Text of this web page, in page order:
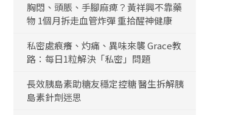
胸悶、頭脹、手腳麻痺？黃祥興不靠藥
物 1個月拆走血管炸彈 重拾醒神健康
私密處痕癢、灼痛、異味來襲 Grace教
路：每日1粒解決「私密」問題
長效胰島素助糖友穩定控糖 醫生拆解胰
島素針劑迷思